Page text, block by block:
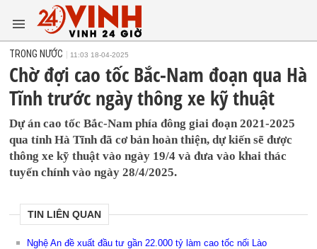
TRONG NƯỚC 11:03 18-04-2025
Chờ đợi cao tốc Bắc-Nam đoạn qua Hà
Tĩnh trước ngày thông xe kỹ thuật
Dự án cao tốc Bắc-Nam phía đông giai đoạn 2021-2025
qua tỉnh Hà Tĩnh đã cơ bản hoàn thiện, dự kiến sẽ được
thông xe kỹ thuật vào ngày 19/4 và đưa vào khai thác
tuyến chính vào ngày 28/4/2025.
TIN LIÊN QUAN
Nghệ An đề xuất đầu tư gần 22.000 tỷ làm cao tốc nối Lào